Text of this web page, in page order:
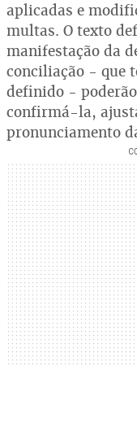
aplicadas e
multas. O texto
manifestação da
conciliação - que
definido -
confirmá-la,
pronunciamento